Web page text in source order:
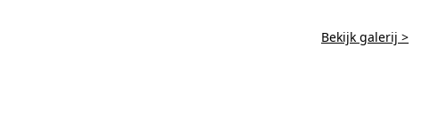
Bekijk galerij >